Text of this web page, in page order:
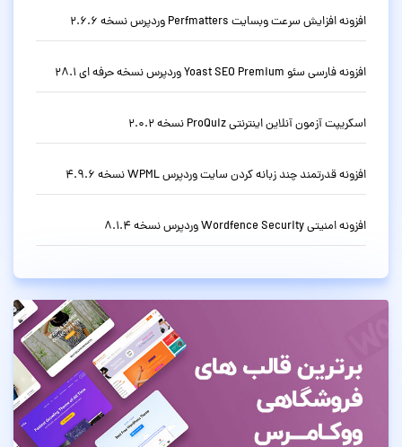
افزونه افزایش سرعت وبسایت Perfmatters وردپرس نسخه 2.6.6
افزونه فارسی سئو Yoast SEO Premium وردپرس نسخه حرفه ای 28.1
اسکریپت آزمون آنلاین اینترنتی ProQuiz نسخه 2.0.2
افزونه قدرتمند چند زبانه کردن سایت وردپرس WPML نسخه 4.9.6
افزونه امنیتی Wordfence Security وردپرس نسخه 8.1.4